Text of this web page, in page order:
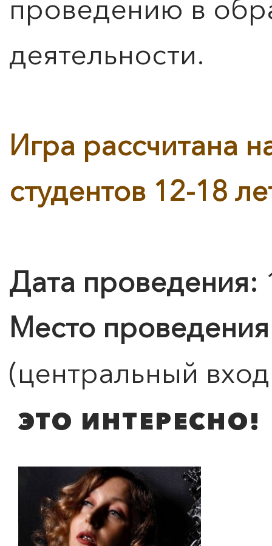
проведению в
деятельности.
Игра рассчитана
студентов 12-18
Дата проведения:
Место
(центральный
ЭТО ИНТЕРЕСНО!
0">
ЧТО ЗНАЕТ О ЛЮБВИ
Берлинской